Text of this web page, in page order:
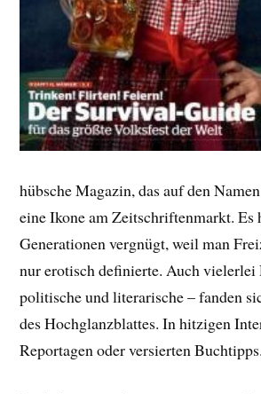
hübsche Magazin, das auf den
eine Ikone am Zeitschriftenmarkt. Es
Generationen vergnügt, weil man
nur erotisch definierte. Auch vielerlei
politische und literarische – fanden
des Hochglanzblattes. In hitzigen
Reportagen oder versierten Buchtipps.